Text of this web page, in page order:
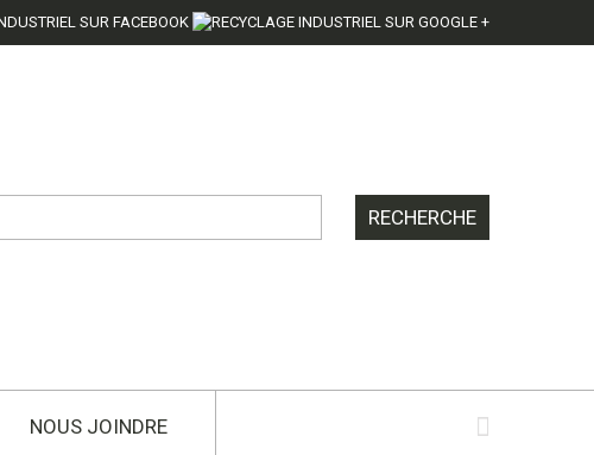
NOUS JOINDRE